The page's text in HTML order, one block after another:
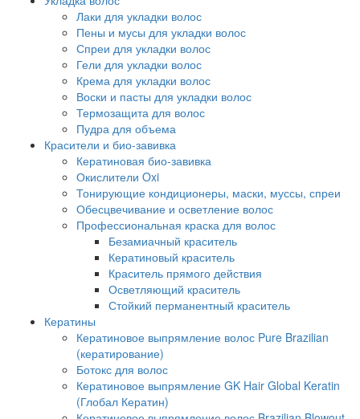
Лаки для укладки волос
Пены и мусы для укладки волос
Спреи для укладки волос
Гели для укладки волос
Крема для укладки волос
Воски и пасты для укладки волос
Термозащита для волос
Пудра для объема
Красители и био-завивка
Кератиновая био-завивка
Окислители Oxi
Тонирующие кондиционеры, маски, муссы, спреи
Обесцвечивание и осветление волос
Профессиональная краска для волос
Безамиачный краситель
Кератиновый краситель
Краситель прямого действия
Осветляющий краситель
Стойкий перманентный краситель
Кератины
Кератиновое выпрямление волос Pure Brazilian
(кератирование)
Ботокс для волос
Кератиновое выпрямление GK Hair Global Keratin
(Глобал Кератин)